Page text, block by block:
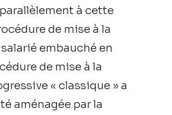
à cette
de mise à la
embauché en
de mise à la
« classique » a
aménagée par la